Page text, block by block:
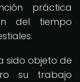
práctica
del tiempo
sido objeto de
su trabajo